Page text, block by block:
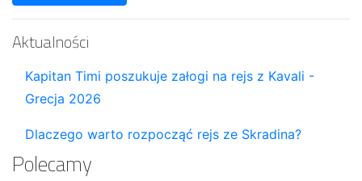
Aktualności
Kapitan Timi poszukuje załogi na rejs z Kavali -
Grecja 2026
Dlaczego warto rozpocząć rejs ze Skradina?
Polecamy